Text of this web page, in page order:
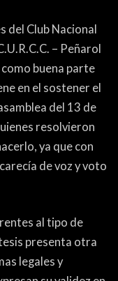
del Club Nacional
– Peñarol
buena parte
en el sostener el
del 13 de
resolvieron
ya que con
de voz y voto
al tipo de
presenta otra
legales y